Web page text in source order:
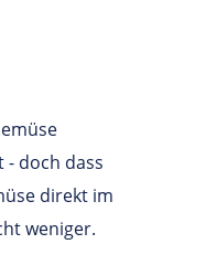
- doch dass
direkt im
weniger.